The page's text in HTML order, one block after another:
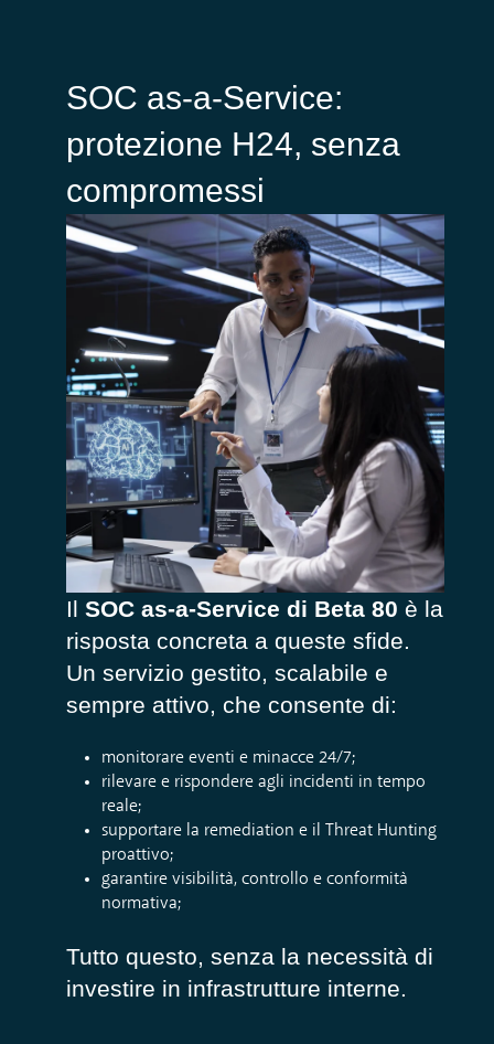
SOC as-a-Service:
protezione H24, senza
compromessi
Il SOC as-a-Service di Beta 80 è la
risposta concreta a queste sfide.
Un servizio gestito, scalabile e
sempre attivo, che consente di:
monitorare eventi e minacce 24/7;
rilevare e rispondere agli incidenti in tempo
reale;
supportare la remediation e il Threat Hunting
proattivo;
garantire visibilità, controllo e conformità
normativa;
Tutto questo, senza la necessità di
investire in infrastrutture interne.